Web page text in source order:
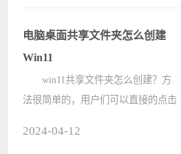
菜单。 2、打开应用商店。 ????
电脑桌面共享文件夹怎么创建
Win11
win11共享文件夹怎么创建？方
法很简单的，用户们可以直接的点击
2024-04-12